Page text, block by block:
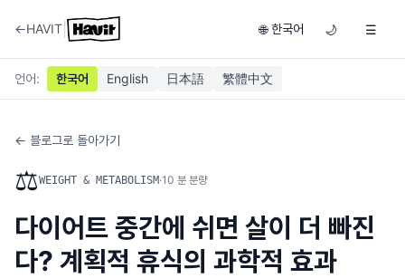
←HAVIT 🌐 한국어 🌙 ☰
언어: 한국어 English 日本語 繁體中文
← 블로그로 돌아가기
⚖️WEIGHT & METABOLISM·10 분 분량
다이어트 중간에 쉬면 살이 더 빠진
다? 계획적 휴식의 과학적 효과